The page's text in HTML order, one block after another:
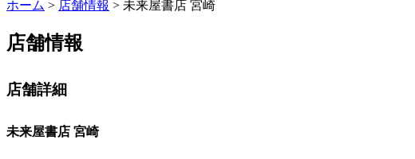
ホーム > 店舗情報 > 未来屋書店 宮崎
店舗情報
店舗詳細
未来屋書店 宮崎